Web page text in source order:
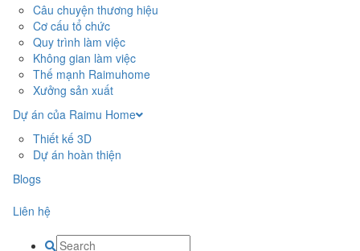
Câu chuyện thương hiệu
Cơ cấu tổ chức
Quy trình làm việc
Không gian làm việc
Thế mạnh Raimuhome
Xưởng sản xuất
Dự án của Raimu Home
Thiết kế 3D
Dự án hoàn thiện
Blogs
Liên hệ